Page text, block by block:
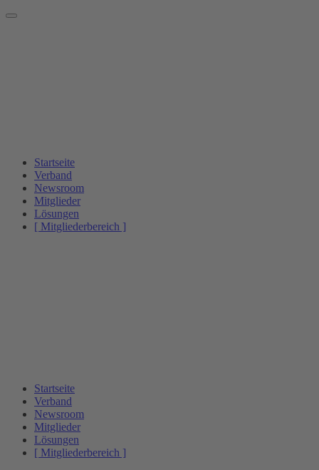
Startseite
Verband
Newsroom
Mitglieder
Lösungen
[ Mitgliederbereich ]
Startseite
Verband
Newsroom
Mitglieder
Lösungen
[ Mitgliederbereich ]